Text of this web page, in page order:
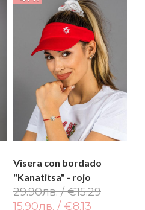
Visera con bordado
"Kanatitsa" - rojo
29.90лв. / €15.29
15.90лв. / €8.13